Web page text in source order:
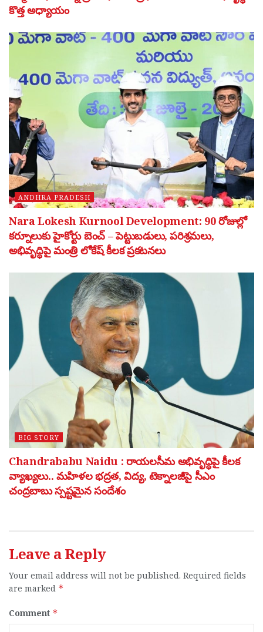
కొత్త అధ్యాయం
ANDHRA PRADESH
Nara Lokesh Kurnool Development: 90 రోజుల్లో
కర్నూలుకు హైకోర్టు బెంచ్ – పెట్టుబడులు, పరిశ్రమలు,
అభివృద్ధిపై మంత్రి లోకేష్ కీలక ప్రకటనలు
BIG STORY
Chandrababu Naidu : రాయలసీమ అభివృద్ధిపై కీలక
వ్యాఖ్యలు.. మహిళల భద్రత, విద్య, టెక్నాలజీపై సీఎం
చంద్రబాబు స్పష్టమైన సందేశం
Leave a Reply
Your email address will not be published. Required fields
are marked *
Comment *